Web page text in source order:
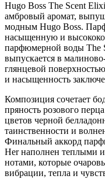
Hugo Boss The Scent
амбровый аромат,
модным Hugo Boss.
насыщенную и
парфюмерной воды The
выпускается в
глянцевой
и насыщенность
Композиция сочетает
пряность розового
цветов черной
таинственности и
Финальный аккорд
Her наполнен теплыми
нотами, которые
вибрации, тепла и